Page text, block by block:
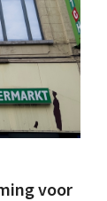
voor